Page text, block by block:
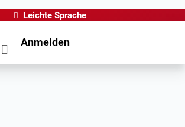
Leichte Sprache
Anmelden